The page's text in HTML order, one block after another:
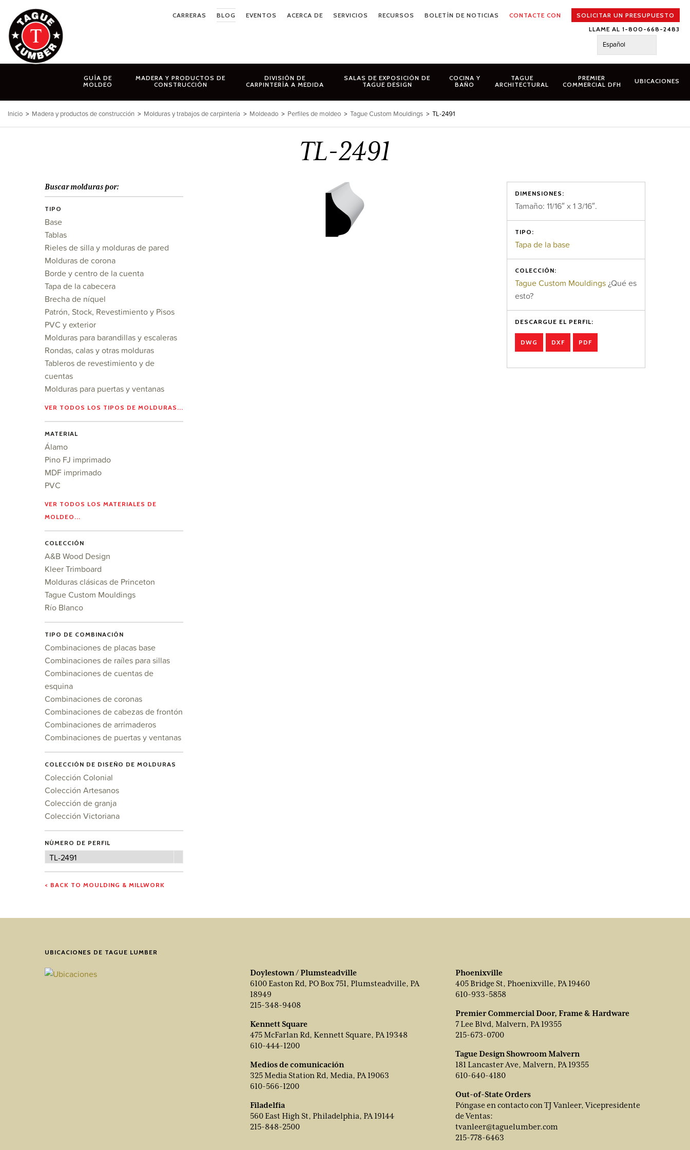
contenido
CARRERAS BLOG EVENTOS ACERCA DE SERVICIOS RECURSOS BOLETÍN DE NOTICIAS CONTACTE CON
SOLICITAR UN PRESUPUESTO
LLAME AL 1-800-668-2483
Español
GUÍA DE
MOLDEO
MADERA Y PRODUCTOS DE
CONSTRUCCIÓN
DIVISIÓN DE
CARPINTERÍA A MEDIDA
SALAS DE EXPOSICIÓN DE
TAGUE DESIGN
COCINA Y
BAÑO
TAGUE
ARCHITECTURAL
PREMIER
COMMERCIAL DFH
UBICACIONES
Inicio > Madera y productos de construcción > Molduras y trabajos de carpintería > Moldeado > Perfiles de moldeo > Tague Custom Mouldings > TL-2491
TL-2491
DIMENSIONES:
Tamaño: 11/16″ x 1 3/16″.
TIPO:
Tapa de la base
COLECCIÓN:
Tague Custom Mouldings¿Qué es
esto?
DESCARGUE EL PERFIL:
DWG DXF PDF
Buscar molduras por:
TIPO
Base
Tablas
Rieles de silla y molduras de pared
Molduras de corona
Borde y centro de la cuenta
Tapa de la cabecera
Brecha de níquel
Patrón, Stock, Revestimiento y Pisos
PVC y exterior
Molduras para barandillas y escaleras
Rondas, calas y otras molduras
Tableros de revestimiento y de
cuentas
Molduras para puertas y ventanas
VER TODOS LOS TIPOS DE MOLDURAS...
MATERIAL
Álamo
Pino FJ imprimado
MDF imprimado
PVC
VER TODOS LOS MATERIALES DE
MOLDEO...
COLECCIÓN
A&B Wood Design
Kleer Trimboard
Molduras clásicas de Princeton
Tague Custom Mouldings
Río Blanco
TIPO DE COMBINACIÓN
Combinaciones de placas base
Combinaciones de raíles para sillas
Combinaciones de cuentas de
esquina
Combinaciones de coronas
Combinaciones de cabezas de frontón
Combinaciones de arrimaderos
Combinaciones de puertas y ventanas
COLECCIÓN DE DISEÑO DE MOLDURAS
Colección Colonial
Colección Artesanos
Colección de granja
Colección Victoriana
NÚMERO DE PERFIL
Número
perfil
TL-2491
< BACK TO MOULDING & MILLWORK
UBICACIONES DE TAGUE LUMBER
Doylestown / Plumsteadville
6100 Easton Rd, PO Box 751, Plumsteadville, PA
18949
215-348-9408
Kennett Square
475 McFarlan Rd, Kennett Square, PA 19348
610-444-1200
Medios de comunicación
325 Media Station Rd, Media, PA 19063
610-566-1200
Filadelfia
560 East High St, Philadelphia, PA 19144
215-848-2500
Phoenixville
405 Bridge St, Phoenixville, PA 19460
610-933-5858
Premier Commercial Door, Frame & Hardware
7 Lee Blvd, Malvern, PA 19355
215-673-0700
Tague Design Showroom Malvern
181 Lancaster Ave, Malvern, PA 19355
610-640-4180
Out-of-State Orders
Póngase en contacto con TJ Vanleer, Vicepresidente
de Ventas:
tvanleer@taguelumber.com
215-778-6463